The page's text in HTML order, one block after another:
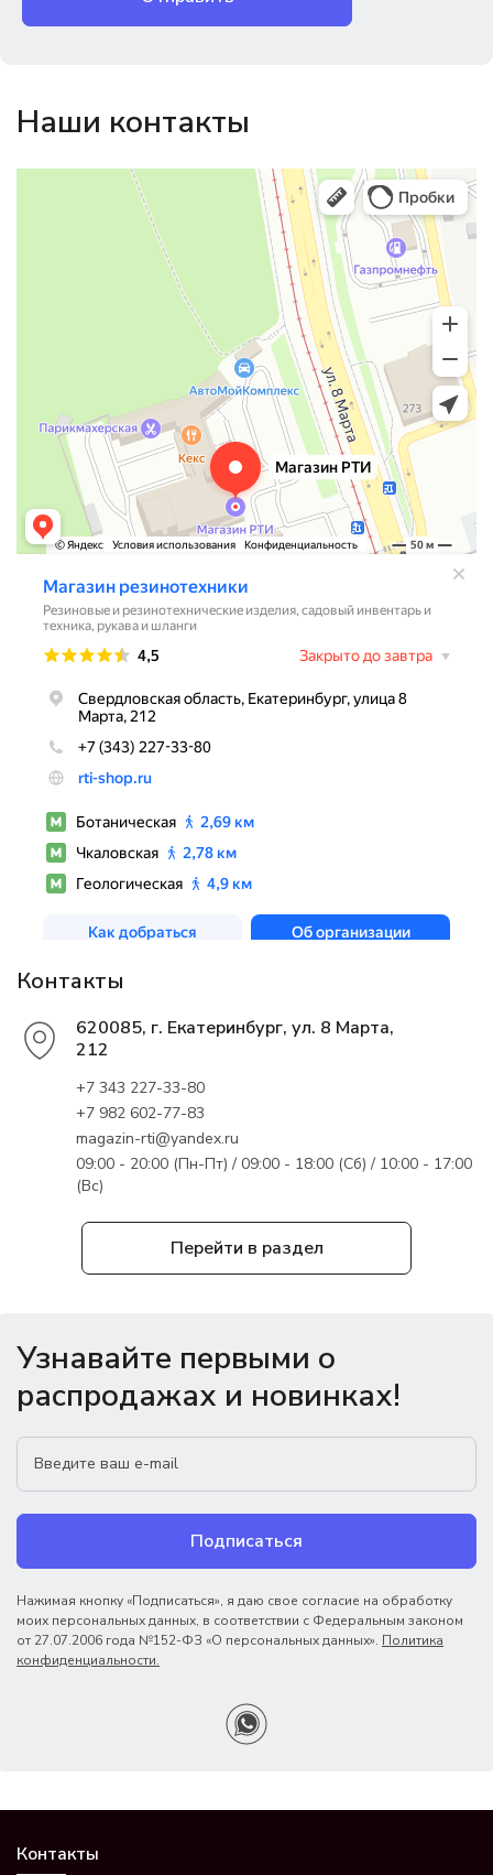
Наши контакты
Перейти в раздел
Магазин резинотехники
Резиновые и резинотехнические изделия в Екатеринбурге
Садовый инвентарь и техника в Екатеринбурге
Контакты
620085, г. Екатеринбург, ул. 8 Марта,
212
+7 343 227-33-80
+7 982 602-77-83
magazin-rti@yandex.ru
09:00 - 20:00 (Пн-Пт) / 09:00 - 18:00 (Сб) / 10:00 - 17:00
(Вс)
Узнавайте первыми о
распродажах и новинках!
Подписаться
Нажимая кнопку «Подписаться», я даю свое согласие на обработку
моих персональных данных, в соответствии с Федеральным законом
от 27.07.2006 года №152-ФЗ «О персональных данных». Политика
конфиденциальности.
Контакты